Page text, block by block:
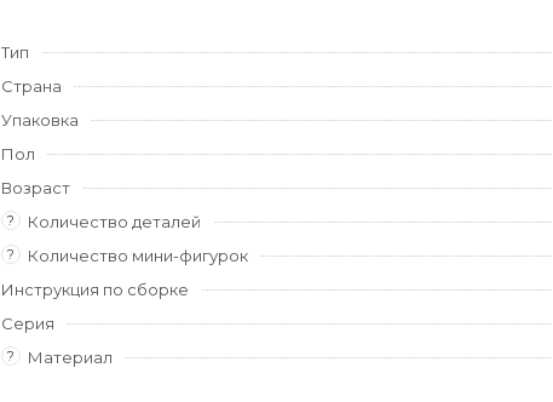
Тип
Страна
Упаковка
Пол
Возраст
? Количество деталей
? Количество мини-фигурок
Инструкция по сборке
Серия
? Материал